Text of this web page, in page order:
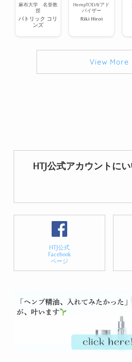
麻布大学 名誉教
授
パトリック コリ
ンズ
HempTODAYアド
バイザー
Riki Hiroi
View More
HTJ公式アカウントに
HTJ公式
Facebook
ページ